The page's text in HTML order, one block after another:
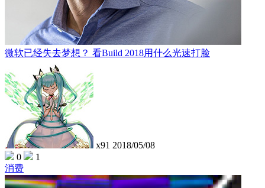
微软已经失去梦想？ 看Build 2018用什么光速打脸
x91 2018/05/08
0
1
消费